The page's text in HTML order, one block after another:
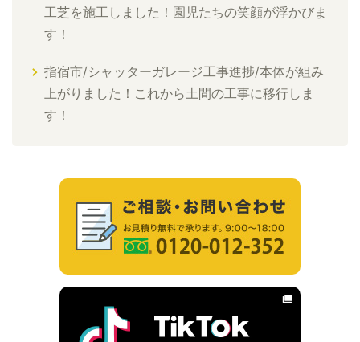
工芝を施工しました！園児たちの笑顔が浮かびま
す！
指宿市/シャッターガレージ工事進捗/本体が組み
上がりました！これから土間の工事に移行しま
す！